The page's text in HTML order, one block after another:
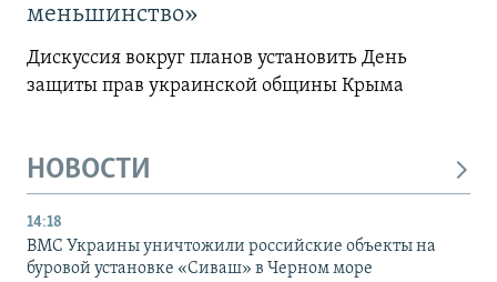
меньшинство»
Дискуссия вокруг планов установить День
защиты прав украинской общины Крыма
НОВОСТИ
14:18
ВМС Украины уничтожили российские объекты на
буровой установке «Сиваш» в Черном море